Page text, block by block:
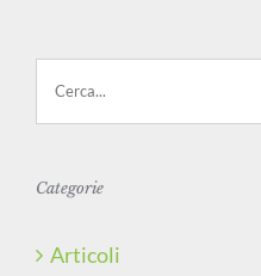
Categorie
Articoli